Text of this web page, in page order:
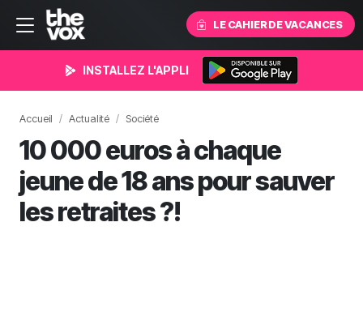
LE CAHIER DE VACANCES
INSTALLEZ L'APPLI
Accueil Actualité Société
10 000 euros à chaque
jeune de 18 ans pour sauver
les retraites ?!